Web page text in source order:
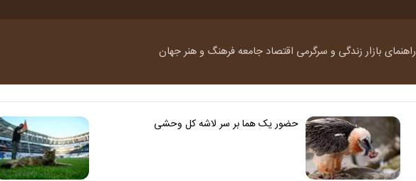
راهنمای بازارزندگی و سرگرمی اقتصاد جامعهفرهنگ و هنرجهان
حضور یک هما بر سر لاشه‌ کل وحشی